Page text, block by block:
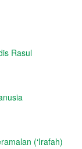
Rasul
(‘Irafah)